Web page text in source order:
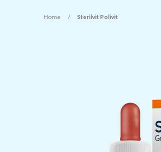
Home Sterilvit Polivit